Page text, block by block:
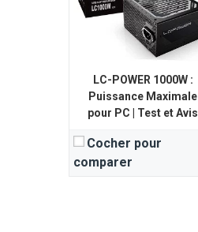
LC-POWER 1000W :
Puissance Maximale
pour PC | Test et Avis
Cocher pour
comparer